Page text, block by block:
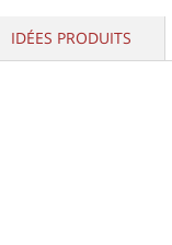
IDÉES PRODUITS